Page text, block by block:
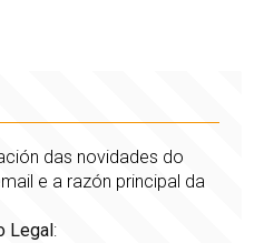
das novidades do
e a razón principal da
Legal: